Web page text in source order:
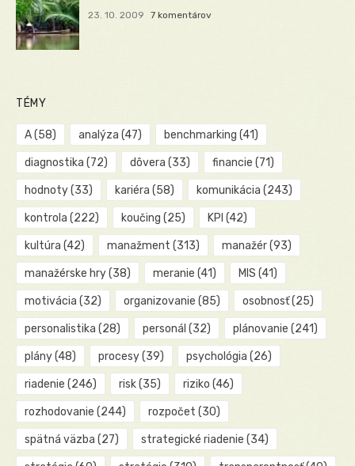
23. 10. 2009 7 komentárov
TÉMY
A(58) analýza (47) benchmarking (41)
diagnostika (72) dôvera (33) financie (71)
hodnoty(33) kariéra (58) komunikácia (243)
kontrola (222) koučing (25) KPI (42)
kultúra (42) manažment (313) manažér(93)
manažérske hry(38) meranie (41) MIS (41)
motivácia (32) organizovanie (85) osobnosť(25)
personalistika (28) personál (32) plánovanie (241)
plány(48) procesy(39) psychológia (26)
riadenie (246) risk(35) riziko (46)
rozhodovanie (244) rozpočet (30)
spätná väzba (27) strategické riadenie (34)